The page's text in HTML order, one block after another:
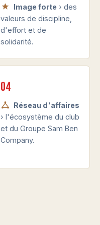
Image forte › des
valeurs de discipline,
d'effort et de
solidarité.
04
Réseau d'affaires
› l'écosystème du club
et du Groupe Sam Ben
Company.